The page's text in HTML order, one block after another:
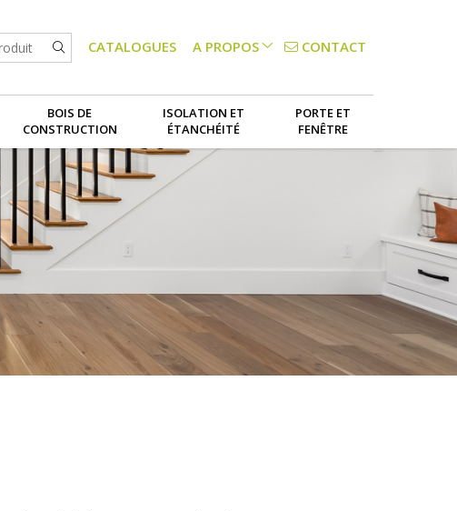
CATALOGUES A PROPOS
NOS SERVICES
LE GROUPE
CONTACT
BOIS DE
CONSTRUCTION
ISOLATION ET
ÉTANCHÉITÉ
PORTE ET
FENÊTRE